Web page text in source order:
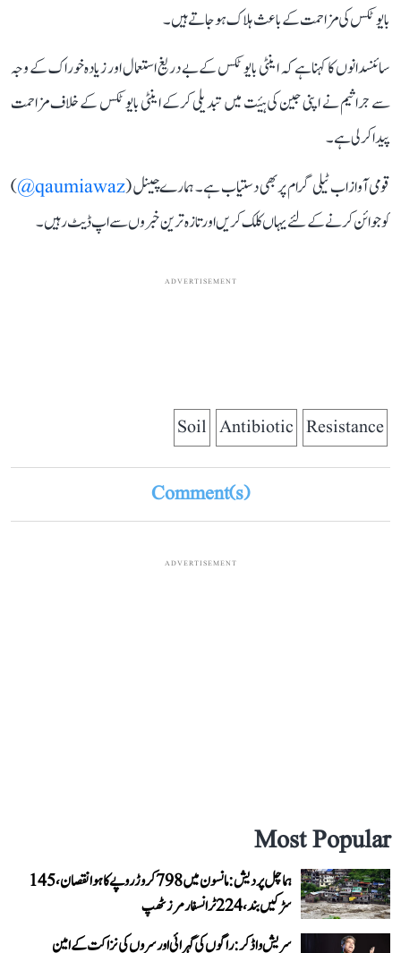
بایوٹکس کی مزاحمت کے باعث ہلاک ہوجاتے ہیں۔
سائنسدانوں کا کہنا ہے کہ اینٹی بایوٹکس کے بے دریغ استعمال اور زیادہ خوراک کے وجہ
سے جراثیم نے اپنی جین کی ہیٔت میں تبدیلی کرکے اینٹی بایوٹکس کے خلاف مزاحمت
پیدا کرلی ہے۔
قومی آواز اب ٹیلی گرام پر بھی دستیاب ہے۔ ہمارے چینل (qaumiawaz@
)
کو جوائن کرنے کے لئے یہاں کلک کریں اور تازہ ترین خبروں سے اپ ڈیٹ رہیں۔
ADVERTISEMENT
Resistance
Antibiotic
Soil
Comment(s)
ADVERTISEMENT
Most Popular
ہماچل پردیش: مانسون میں 798 کروڑ روپے کا ہوا نقصان، 145
سڑکیں بند، 224 ٹرانسفارمرز ٹھپ
سریش واڈکر: راگوں کی گہرائی اور سروں کی نزاکت کے امین